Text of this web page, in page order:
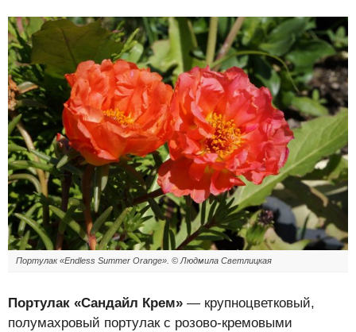
Портулак «Endless Summer Orange». © Людмила Светлицкая
Портулак «Сандайл Крем» — крупноцветковый,
полумахровый портулак с розово-кремовыми